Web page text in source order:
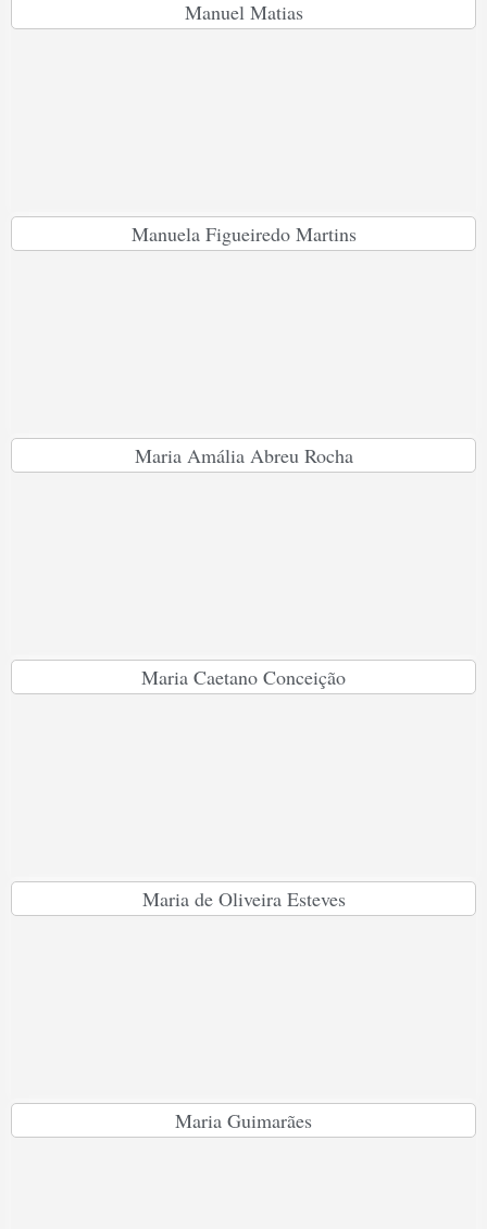
Manuel Matias
Manuela Figueiredo Martins
Maria Amália Abreu Rocha
Maria Caetano Conceição
Maria de Oliveira Esteves
Maria Guimarães